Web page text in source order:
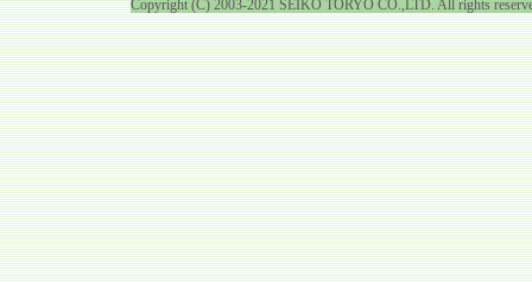
Copyright (C) 2003-2021 SEIKO TORYO CO.,LTD. All rights